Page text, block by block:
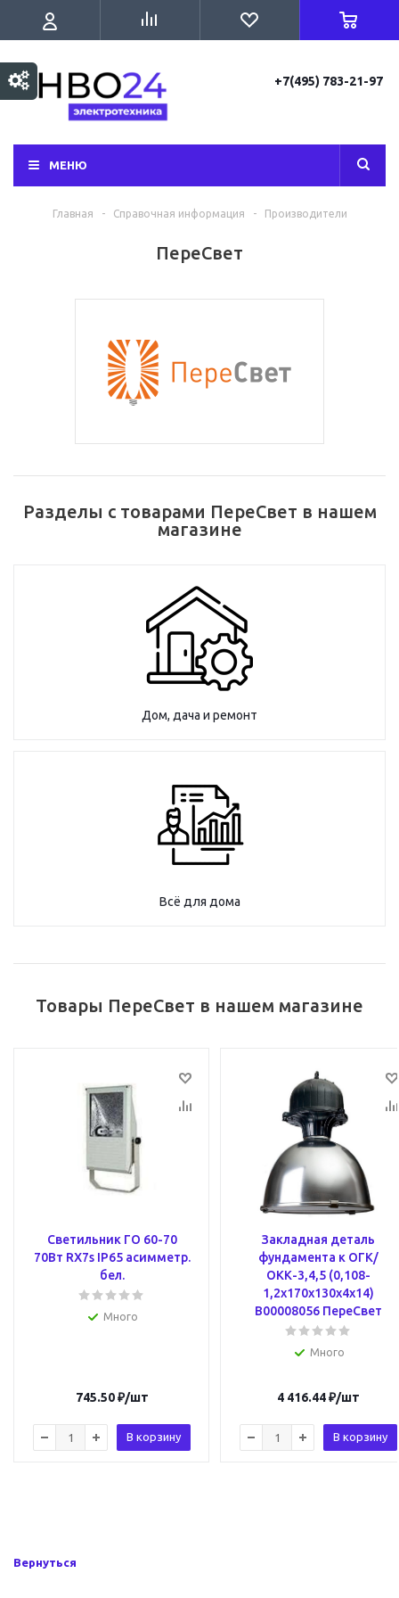
+7(495) 783-21-97
МЕНЮ
Главная - Справочная информация - Производители
ПереСвет
Разделы с товарами ПереСвет в нашем
магазине
Дом, дача и ремонт
Всё для дома
Товары ПереСвет в нашем магазине
Светильник ГО 60-70
70Вт RX7s IP65 асимметр.
бел.
Много
745.50₽/шт
В корзину
Закладная деталь
фундамента к ОГК/
ОКК-3,4,5 (0,108-
1,2х170х130х4х14)
В00008056 ПереСвет
Много
4 416.44₽/шт
В корзину
Вернуться